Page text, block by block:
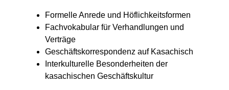
Formelle Anrede und Höflichkeitsformen
Fachvokabular für Verhandlungen und
Verträge
Geschäftskorrespondenz auf Kasachisch
Interkulturelle Besonderheiten der
kasachischen Geschäftskultur